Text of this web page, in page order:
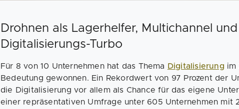
Drohnen als Lagerhelfer, Multichannel
Digitalisierungs-Turbo
Für 8 von 10 Unternehmen hat das Thema Digitalisierung im
Bedeutung gewonnen. Ein Rekordwert von 97 Prozent der
die Digitalisierung vor allem als Chance für das eigene
einer repräsentativen Umfrage unter 605 Unternehmen mit